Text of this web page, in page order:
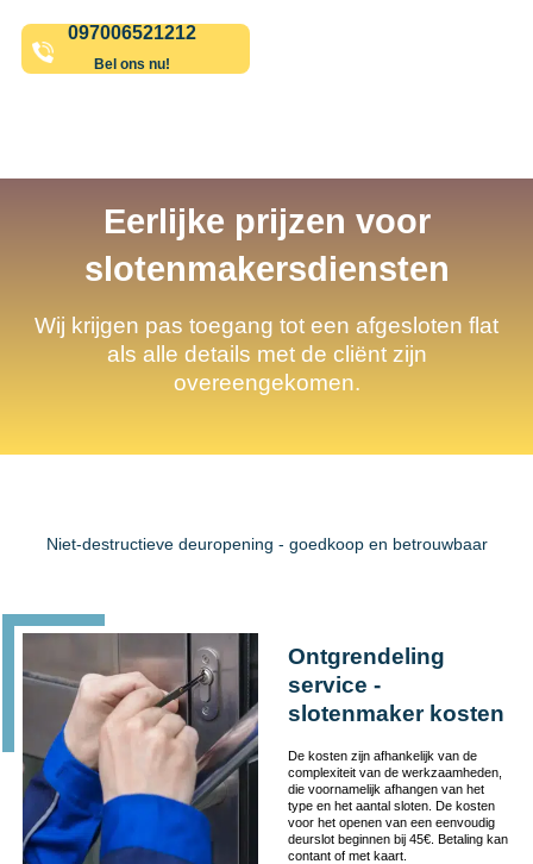
097006521212
Bel ons nu!
Eerlijke prijzen voor
slotenmakersdiensten
Wij krijgen pas toegang tot een afgesloten flat
als alle details met de cliënt zijn
overeengekomen.
Niet-destructieve deuropening - goedkoop en betrouwbaar
Ontgrendeling
service -
slotenmaker kosten
De kosten zijn afhankelijk van de
complexiteit van de werkzaamheden,
die voornamelijk afhangen van het
type en het aantal sloten. De kosten
voor het openen van een eenvoudig
deurslot beginnen bij 45€. Betaling kan
contant of met kaart.